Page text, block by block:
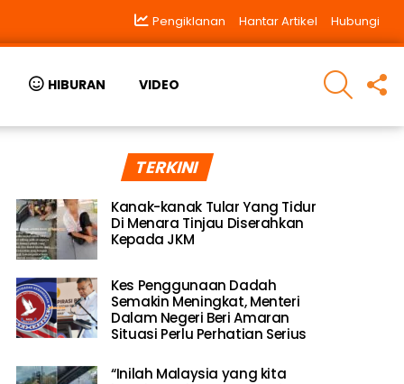
Pengiklanan Hantar Artikel Hubungi
HIBURAN VIDEO
SEARCH
TERKINI
Kanak-kanak Tular Yang Tidur
Di Menara Tinjau Diserahkan
Kepada JKM
Kes Penggunaan Dadah
Semakin Meningkat, Menteri
Dalam Negeri Beri Amaran
Situasi Perlu Perhatian Serius
“Inilah Malaysia yang kita